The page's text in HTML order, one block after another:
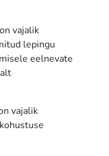
vajalik
lepingu
eelnevate
vajalik